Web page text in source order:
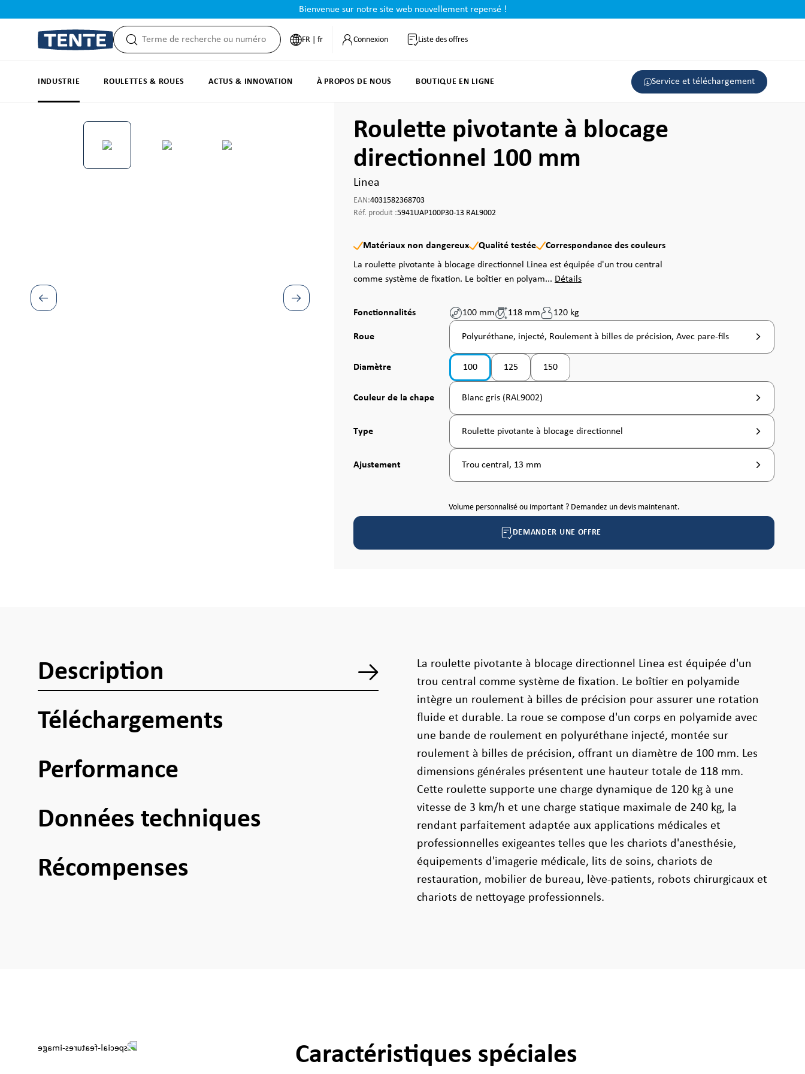
Bienvenue sur notre site web nouvellement repensé !
FR | fr Connexion Liste des offres
INDUSTRIE ROULETTES & ROUES ACTUS & INNOVATION À PROPOS DE NOUS BOUTIQUE EN LIGNE Service et téléchargement
Ignorer la galerie d'images
Roulette pivotante à blocage
directionnel 100 mm
Linea
EAN:4031582368703
Réf. produit :5941UAP100P30-13 RAL9002
Matériaux non dangereux Qualité testée
Correspondance des couleurs
La roulette pivotante à blocage directionnel Linea est équipée d'un trou central
comme système de fixation. Le boîtier en polyam... Détails
Fonctionnalités 100 mm 118 mm 120 kg
Sélectionnez
Roue Polyuréthane, injecté, Roulement à billes de précision, Avec pare-fils
Sélectionnez
Diamètre 100 125 150
Sélectionnez
Couleur de la chape Blanc gris (RAL9002)
Sélectionnez
Type Roulette pivotante à blocage directionnel
Sélectionnez
Ajustement Trou central, 13 mm
Volume personnalisé ou important ? Demandez un devis maintenant.
DEMANDER UNE OFFRE
Description
Téléchargements
Performance
Données techniques
Récompenses
La roulette pivotante à blocage directionnel Linea est équipée d'un
trou central comme système de fixation. Le boîtier en polyamide
intègre un roulement à billes de précision pour assurer une rotation
fluide et durable. La roue se compose d'un corps en polyamide avec
une bande de roulement en polyuréthane injecté, montée sur
roulement à billes de précision, offrant un diamètre de 100 mm. Les
dimensions générales présentent une hauteur totale de 118 mm.
Cette roulette supporte une charge dynamique de 120 kg à une
vitesse de 3 km/h et une charge statique maximale de 240 kg, la
rendant parfaitement adaptée aux applications médicales et
professionnelles exigeantes telles que les chariots d'anesthésie,
équipements d'imagerie médicale, lits de soins, chariots de
restauration, mobilier de bureau, lève-patients, robots chirurgicaux et
chariots de nettoyage professionnels.
Caractéristiques spéciales